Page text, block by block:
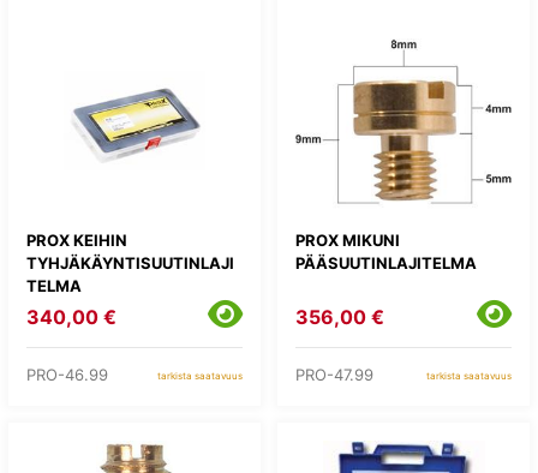
PROX KEIHIN
TYHJÄKÄYNTISUUTINLAJI
TELMA
340,00 €
PRO-46.99 tarkista saatavuus
PROX MIKUNI
PÄÄSUUTINLAJITELMA
356,00 €
PRO-47.99 tarkista saatavuus